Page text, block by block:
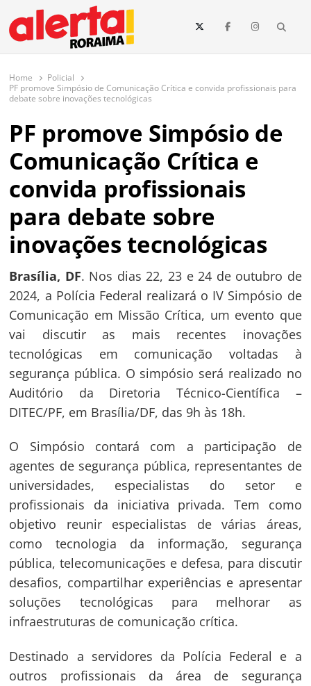
conteúdo
O maior portal de notícias de Roraima
O Alerta Roraima é seu portal de notícias completo sobre política,
e todo o estado de Roraima. Fique sempre informado com
atualizações em tempo real!
Home
Policial
PF promove Simpósio de Comunicação Crítica e convida profissionais para
debate sobre inovações tecnológicas
PF promove Simpósio de
Comunicação Crítica e
convida profissionais
para debate sobre
inovações tecnológicas
Brasília, DF. Nos dias 22, 23 e 24 de outubro de
2024, a Polícia Federal realizará o IV Simpósio de
Comunicação em Missão Crítica, um evento que
vai discutir as mais recentes inovações
tecnológicas em comunicação voltadas à
segurança pública. O simpósio será realizado no
Auditório da Diretoria Técnico-Científica –
DITEC/PF, em Brasília/DF, das 9h às 18h.
O Simpósio contará com a participação de
agentes de segurança pública, representantes de
universidades, especialistas do setor e
profissionais da iniciativa privada. Tem como
objetivo reunir especialistas de várias áreas,
como tecnologia da informação, segurança
pública, telecomunicações e defesa, para discutir
desafios, compartilhar experiências e apresentar
soluções tecnológicas para melhorar as
infraestruturas de comunicação crítica.
Destinado a servidores da Polícia Federal e a
outros profissionais da área de segurança